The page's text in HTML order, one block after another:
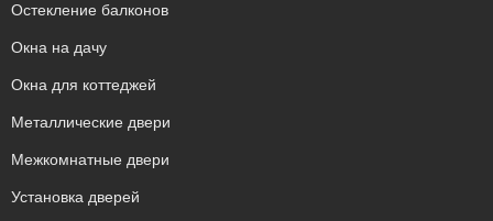
Остекление балконов
Окна на дачу
Окна для коттеджей
Металлические двери
Межкомнатные двери
Установка дверей